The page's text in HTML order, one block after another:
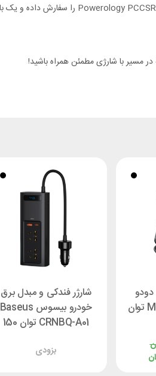
مسیر با شارژی مطمئن همراه باشید!
Mcdodo CC-7030 توان
شارژر فندکی و مبدل برق
خودرو بیسوس Baseus
CRNBQ-A01 توان 150
بزودی